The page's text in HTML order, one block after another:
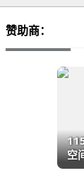
赞助商：
空